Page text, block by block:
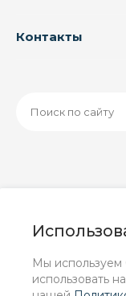
Мы используем
использовать
Контакты
информационный